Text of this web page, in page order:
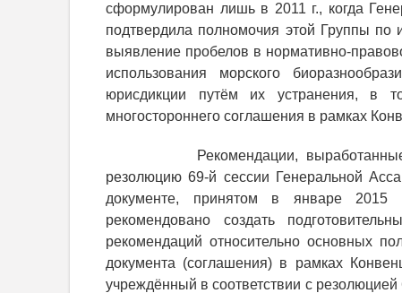
сформулирован лишь в 2011 г., когда
подтвердила полномочия этой Группы по
выявление пробелов в нормативно-
использования морского
юрисдикции путём их устранения, в
многостороннего соглашения в рамках
Рекомендации,
резолюцию 69-й сессии Генеральной
документе, принятом в январе 2015
рекомендовано создать
рекомендаций относительно основных
документа (соглашения) в рамках
учреждённый в соответствии с